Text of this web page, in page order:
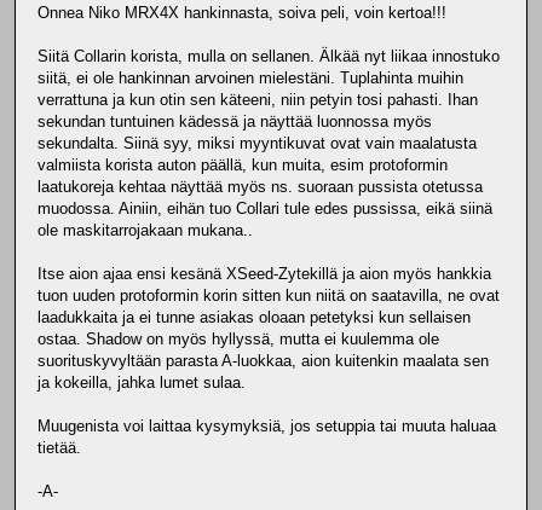
Onnea Niko MRX4X hankinnasta, soiva peli, voin kertoa!!!
Siitä Collarin korista, mulla on sellanen. Älkää nyt liikaa innostuko
siitä, ei ole hankinnan arvoinen mielestäni. Tuplahinta muihin
verrattuna ja kun otin sen käteeni, niin petyin tosi pahasti. Ihan
sekundan tuntuinen kädessä ja näyttää luonnossa myös
sekundalta. Siinä syy, miksi myyntikuvat ovat vain maalatusta
valmiista korista auton päällä, kun muita, esim protoformin
laatukoreja kehtaa näyttää myös ns. suoraan pussista otetussa
muodossa. Ainiin, eihän tuo Collari tule edes pussissa, eikä siinä
ole maskitarrojakaan mukana..
Itse aion ajaa ensi kesänä XSeed-Zytekillä ja aion myös hankkia
tuon uuden protoformin korin sitten kun niitä on saatavilla, ne ovat
laadukkaita ja ei tunne asiakas oloaan petetyksi kun sellaisen
ostaa. Shadow on myös hyllyssä, mutta ei kuulemma ole
suorituskyvyltään parasta A-luokkaa, aion kuitenkin maalata sen
ja kokeilla, jahka lumet sulaa.
Muugenista voi laittaa kysymyksiä, jos setuppia tai muuta haluaa
tietää.
-A-